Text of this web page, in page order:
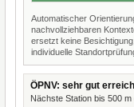
Automatischer
nachvollziehbaren
ersetzt keine
individuelle
ÖPNV: sehr gut
Nächste Station bis 500 m